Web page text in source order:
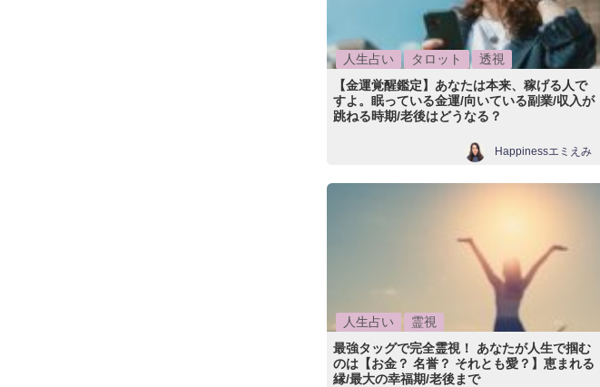
人生占い タロット
透視
【金運覚醒鑑定】あなたは本来、稼げる人で
すよ。眠っている金運/向いている副業/収入が
跳ねる時期/老後はどうなる？
Happinessエミえみ
人生占い
霊視
最強タッグで完全霊視！ あなたが人生で掴む
のは【お金？ 名誉？ それとも愛？】恵まれる
縁/最大の幸福期/老後まで